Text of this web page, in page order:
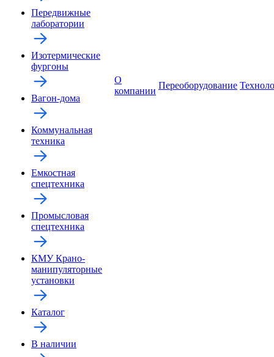
Передвижные
лаборатории
Изотермические
фургоны
Вагон-дома
Коммунальная
техника
Емкостная
спецтехника
Промысловая
спецтехника
КМУ Крано-
манипуляторные
установки
Каталог
В наличии
О
компании
Переоборудование